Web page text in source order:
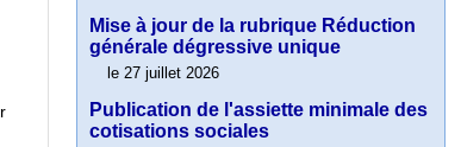
Mise à jour de la rubrique Réduction
générale dégressive unique
le 27 juillet 2026
Publication de l'assiette minimale des
cotisations sociales